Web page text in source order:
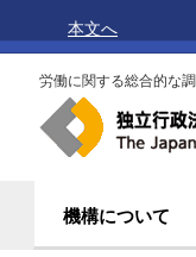
本文へ
労働に関する総合的な
機構について